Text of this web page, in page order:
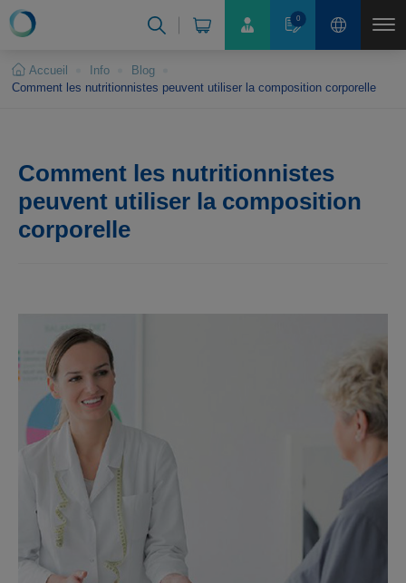
0
Accueil Info
Blog
Comment les nutritionnistes peuvent utiliser la composition corporelle
Comment les nutritionnistes
peuvent utiliser la composition
corporelle
Panneau de gestion des cookies